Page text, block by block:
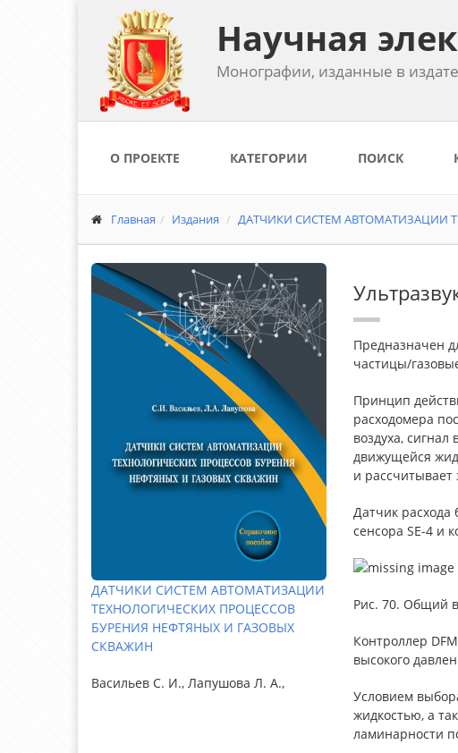
Научная
Монографии, изданные в
О ПРОЕКТЕ КАТЕГОРИИ ПОИСК
Главная Издания ДАТЧИКИ СИСТЕМ АВТОМАТИЗАЦИИ
ДАТЧИКИ СИСТЕМ АВТОМАТИЗАЦИИ
ТЕХНОЛОГИЧЕСКИХ ПРОЦЕССОВ
БУРЕНИЯ НЕФТЯНЫХ И ГАЗОВЫХ
СКВАЖИН
Васильев С. И., Лапушова Л. А.,
Предназначен
частицы/
Принцип
расходомера
воздуха,
движущейся
и рассчитывает
Датчик расхода
сенсора SE-4 и
Рис. 70. Общий
Контроллер
высокого
Условием
жидкостью, а
ламинарности